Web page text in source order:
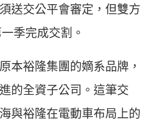
送交公平會審定，但雙方
季完成交割。
本裕隆集團的嫡系品牌，
的全資子公司。這筆交
與裕隆在電動車布局上的